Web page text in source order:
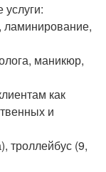
ламинирование,
маникюр,
как
и
троллейбус (9,